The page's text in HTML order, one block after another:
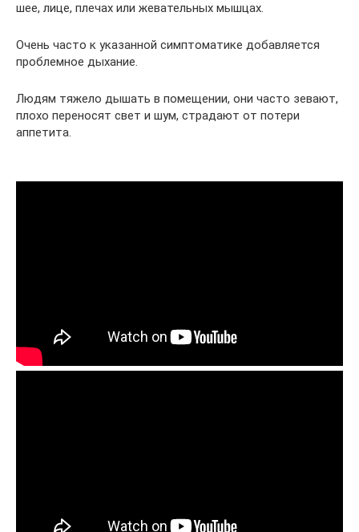
шее, лице, плечах или жевательных мышцах.
Очень часто к указанной симптоматике добавляется
проблемное дыхание.
Людям тяжело дышать в помещении, они часто зевают,
плохо переносят свет и шум, страдают от потери
аппетита.